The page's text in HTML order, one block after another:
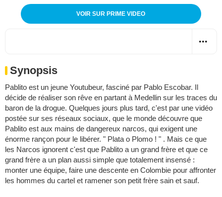
VOIR SUR PRIME VIDEO
Synopsis
Pablito est un jeune Youtubeur, fasciné par Pablo Escobar. Il
décide de réaliser son rêve en partant à Medellin sur les traces du
baron de la drogue. Quelques jours plus tard, c'est par une vidéo
postée sur ses réseaux sociaux, que le monde découvre que
Pablito est aux mains de dangereux narcos, qui exigent une
énorme rançon pour le libérer. " Plata o Plomo ! " . Mais ce que
les Narcos ignorent c'est que Pablito a un grand frère et que ce
grand frère a un plan aussi simple que totalement insensé :
monter une équipe, faire une descente en Colombie pour affronter
les hommes du cartel et ramener son petit frère sain et sauf.